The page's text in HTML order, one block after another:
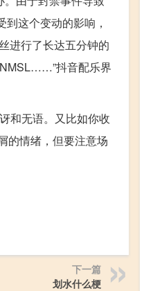
这个变动的影响，
进行了长达五分钟的
抖音配乐界
和无语。又比如你收
的情绪，但要注意场
下一篇
划水什么梗